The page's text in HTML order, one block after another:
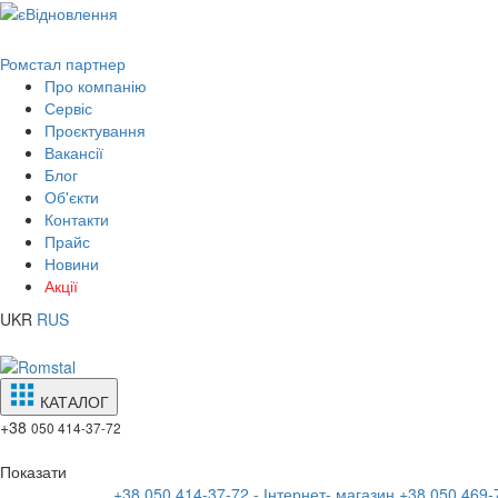
Ромстал партнер
Про компанію
Сервіс
Проєктування
Вакансії
Блог
Об'єкти
Контакти
Прайс
Новини
Акції
UKR RUS
КАТАЛОГ
+38 050 414-37-72
Показати
+38 050 414-37-72 - Інтернет- магазин +38 050